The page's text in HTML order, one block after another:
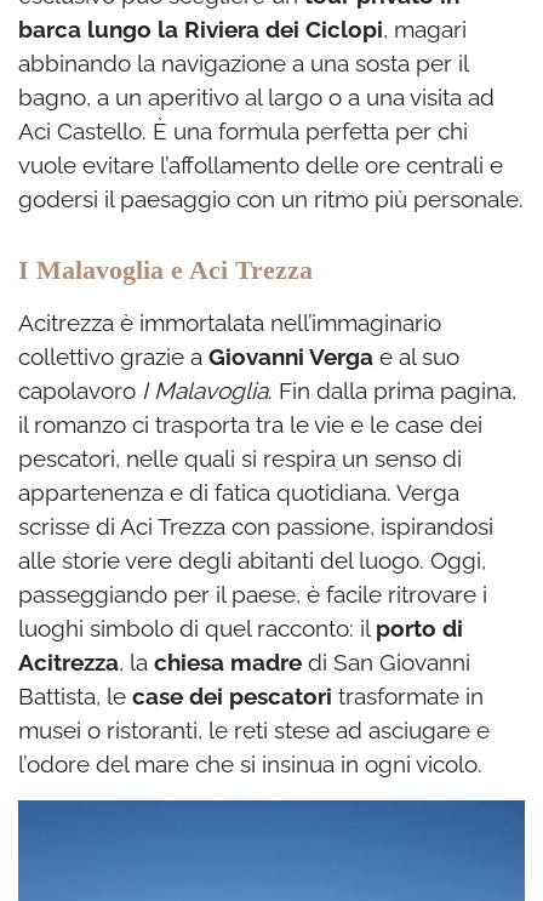
barca lungo la Riviera dei Ciclopi, magari
abbinando la navigazione a una sosta per il
bagno, a un aperitivo al largo o a una visita ad
Aci Castello. È una formula perfetta per chi
vuole evitare l’affollamento delle ore centrali e
godersi il paesaggio con un ritmo più personale.
I Malavoglia e Aci Trezza
Acitrezza è immortalata nell’immaginario
collettivo grazie a Giovanni Verga e al suo
capolavoro I Malavoglia. Fin dalla prima pagina,
il romanzo ci trasporta tra le vie e le case dei
pescatori, nelle quali si respira un senso di
appartenenza e di fatica quotidiana. Verga
scrisse di Aci Trezza con passione, ispirandosi
alle storie vere degli abitanti del luogo. Oggi,
passeggiando per il paese, è facile ritrovare i
luoghi simbolo di quel racconto: il porto di
Acitrezza, la chiesa madre di San Giovanni
Battista, le case dei pescatori trasformate in
musei o ristoranti, le reti stese ad asciugare e
l’odore del mare che si insinua in ogni vicolo.